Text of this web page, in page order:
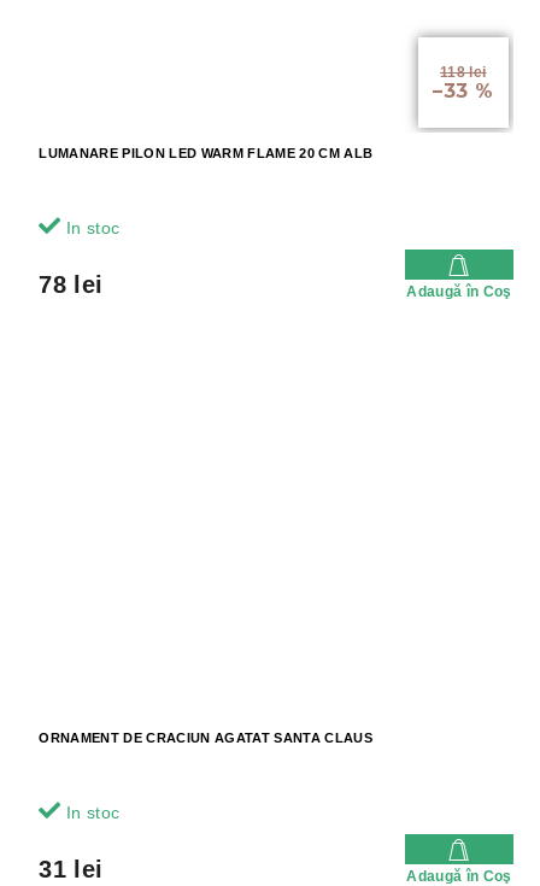
118 lei
–33 %
LUMANARE PILON LED WARM FLAME 20 CM ALB
In stoc
78 lei Adaugă în Coş
ORNAMENT DE CRACIUN AGATAT SANTA CLAUS
In stoc
31 lei Adaugă în Coş